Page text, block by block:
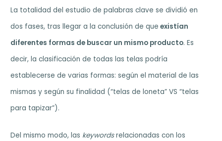
La totalidad del estudio de palabras clave se dividió en
dos fases, tras llegar a la conclusión de que existían
diferentes formas de buscar un mismo producto. Es
decir, la clasificación de todas las telas podría
establecerse de varias formas: según el material de las
mismas y según su finalidad (“telas de loneta” VS “telas
para tapizar”).
Del mismo modo, las keywordsrelacionadas con los